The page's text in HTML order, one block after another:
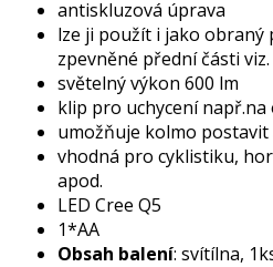
antiskluzová úprava
lze ji použít i jako obraný
zpevněné přední části
světelný výkon 600 lm
klip pro uchycení např.na
umožňuje kolmo
vhodná pro cyklistiku,
apod.
LED Cree Q5
1*AA
Obsah balení: svítílna,